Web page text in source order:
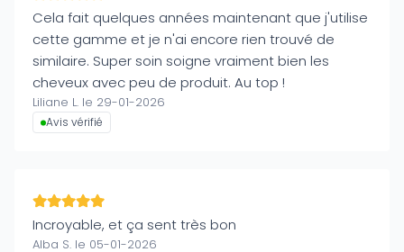
Cela fait quelques années maintenant que j'utilise
cette gamme et je n'ai encore rien trouvé de
similaire. Super soin soigne vraiment bien les
cheveux avec peu de produit. Au top !
Liliane L. le 29-01-2026
Avis vérifié
Incroyable, et ça sent très bon
Alba S. le 05-01-2026